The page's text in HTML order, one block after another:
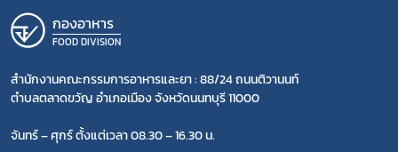
กองอาหาร
FOOD DIVISION
สำนักงานคณะกรรมการอาหารและยา : 88/24 ถนนติวานนท์
ตำบลตลาดขวัญ อำเภอเมือง จังหวัดนนทบุรี 11000
จันทร์ – ศุกร์ ตั้งแต่เวลา 08.30 – 16.30 น.